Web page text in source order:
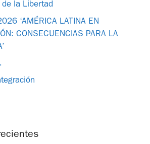
de la Libertad
‘AMÉRICA LATINA EN
CONSECUENCIAS PARA LA